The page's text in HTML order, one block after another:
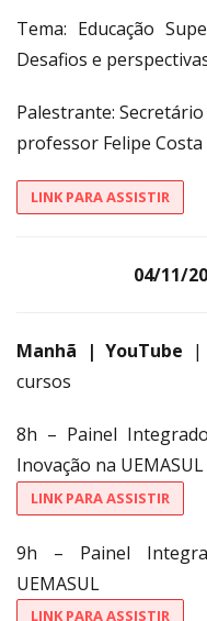
Tema: Educação
Desafios e
Palestrante: Secretário
professor Felipe Costa
LINK PARA ASSISTIR
04/11/
Manhã | YouTube |
cursos
8h – Painel
Inovação na UEMASUL
LINK PARA ASSISTIR
9h – Painel
UEMASUL
LINK PARA ASSISTIR